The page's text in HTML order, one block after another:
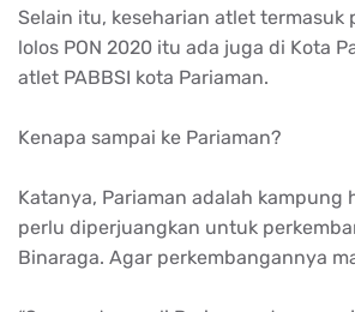
Selain itu, keseharian atlet termasuk
lolos PON 2020 itu ada juga di Kota
atlet PABBSI kota Pariaman.
Kenapa sampai ke Pariaman?
Katanya, Pariaman adalah kampung
perlu diperjuangkan untuk
Binaraga. Agar perkembangannya